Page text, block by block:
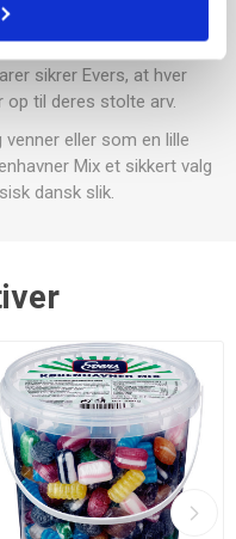
med rødder tilbage til
til hele landet. Med
sikrer Evers, at hver
op til deres stolte arv.
eller som en lille
Mix et sikkert valg
dansk slik.